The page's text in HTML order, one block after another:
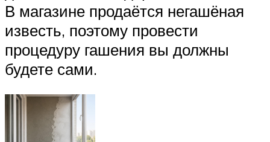
В магазине продаётся негашёная
известь, поэтому провести
процедуру гашения вы должны
будете сами.